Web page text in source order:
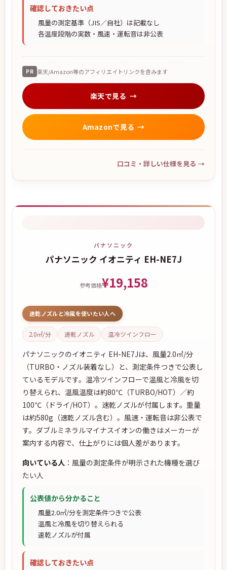
確認しておきたい点
風量の測定基準（JIS／自社）は記載なし
各温度段階の実数・風速・運転音は非公表
PR 楽天/Amazon等のアフィリエイトリンクを含みます
楽天で見る
Amazonで見る
口コミ・詳しい仕様を見る →
パナソニック
パナソニック イオニティ EH-NE7J
参考価格¥19,158
速乾ノズルと冷風を使いたい人へ
2.0㎥/分 速乾ノズル 温冷ツインフロー
パナソニックのイオニティ EH-NE7Jは、風量2.0㎥/分
（TURBO・ノズル装着なし）と、測定条件つきで公表し
ているモデルです。温冷ツインフローで温風と冷風を切
り替えられ、温風温度は約80℃（TURBO/HOT）／約
100℃（ドライ/HOT）。速乾ノズルが付属します。重量
は約580g（速乾ノズル含む）。風速・運転音は非公表で
す。ダブルミネラルマイナスイオンの働きはメーカーが
案内する内容で、仕上がりには個人差があります。
向いている人 ：風量の測定条件が明示された機種を選び
たい人
公表値から分かること
風量2.0㎥/分を測定条件つきで公表
温風と冷風を切り替えられる
速乾ノズルが付属
確認しておきたい点